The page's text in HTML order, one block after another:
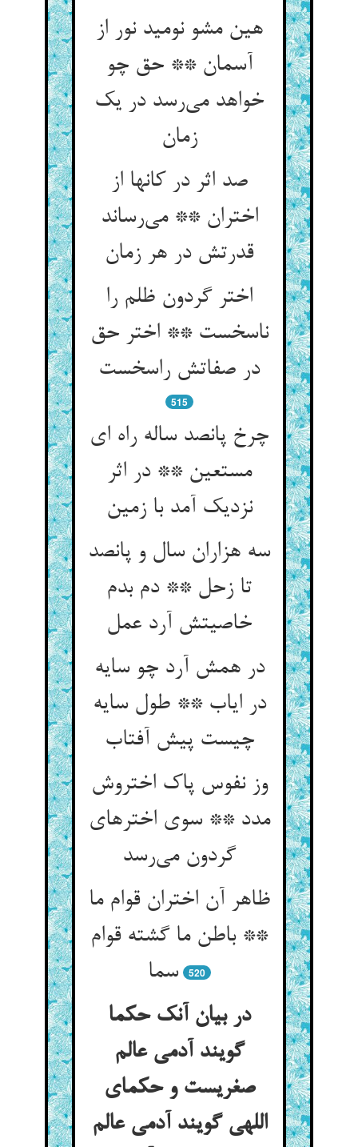
هین مشو نومید نور از
آسمان ** حق چو
خواهد می‌رسد در یک
زمان
صد اثر در کانها از
اختران ** می‌رساند
قدرتش در هر زمان
اختر گردون ظلم را
ناسخست ** اختر حق
در صفاتش راسخست
515
چرخ پانصد ساله راه ای
مستعین ** در اثر
نزدیک آمد با زمین
سه هزاران سال و پانصد
تا زحل ** دم بدم
خاصیتش آرد عمل
در همش آرد چو سایه
در ایاب ** طول سایه
چیست پیش آفتاب
وز نفوس پاک اختروش
مدد ** سوی اخترهای
گردون می‌رسد
ظاهر آن اختران قوام ما
** باطن ما گشته قوام
سما
520
در بیان آنک حکما
گویند آدمی عالم
صغریست و حکمای
اللهی گویند آدمی عالم